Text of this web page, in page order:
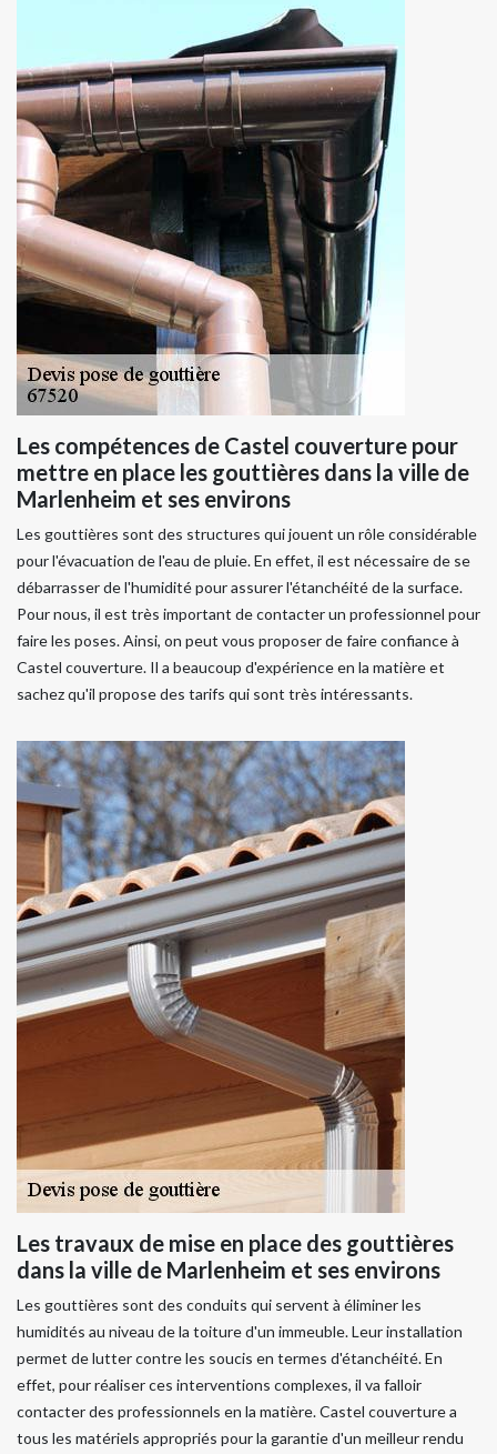
Les compétences de Castel couverture pour
mettre en place les gouttières dans la ville de
Marlenheim et ses environs
Les gouttières sont des structures qui jouent un rôle considérable
pour l'évacuation de l'eau de pluie. En effet, il est nécessaire de se
débarrasser de l'humidité pour assurer l'étanchéité de la surface.
Pour nous, il est très important de contacter un professionnel pour
faire les poses. Ainsi, on peut vous proposer de faire confiance à
Castel couverture. Il a beaucoup d'expérience en la matière et
sachez qu'il propose des tarifs qui sont très intéressants.
Les travaux de mise en place des gouttières
dans la ville de Marlenheim et ses environs
Les gouttières sont des conduits qui servent à éliminer les
humidités au niveau de la toiture d'un immeuble. Leur installation
permet de lutter contre les soucis en termes d'étanchéité. En
effet, pour réaliser ces interventions complexes, il va falloir
contacter des professionnels en la matière. Castel couverture a
tous les matériels appropriés pour la garantie d'un meilleur rendu